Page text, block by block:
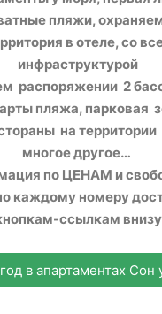
пляжи,
в отеле, со
инфраструктурой
распоряжении 2
пляжа, парковая
на территории
многое другое…
по ЦЕНАМ и
каждому номеру
ссылкам внизу
в апартаментах Сон